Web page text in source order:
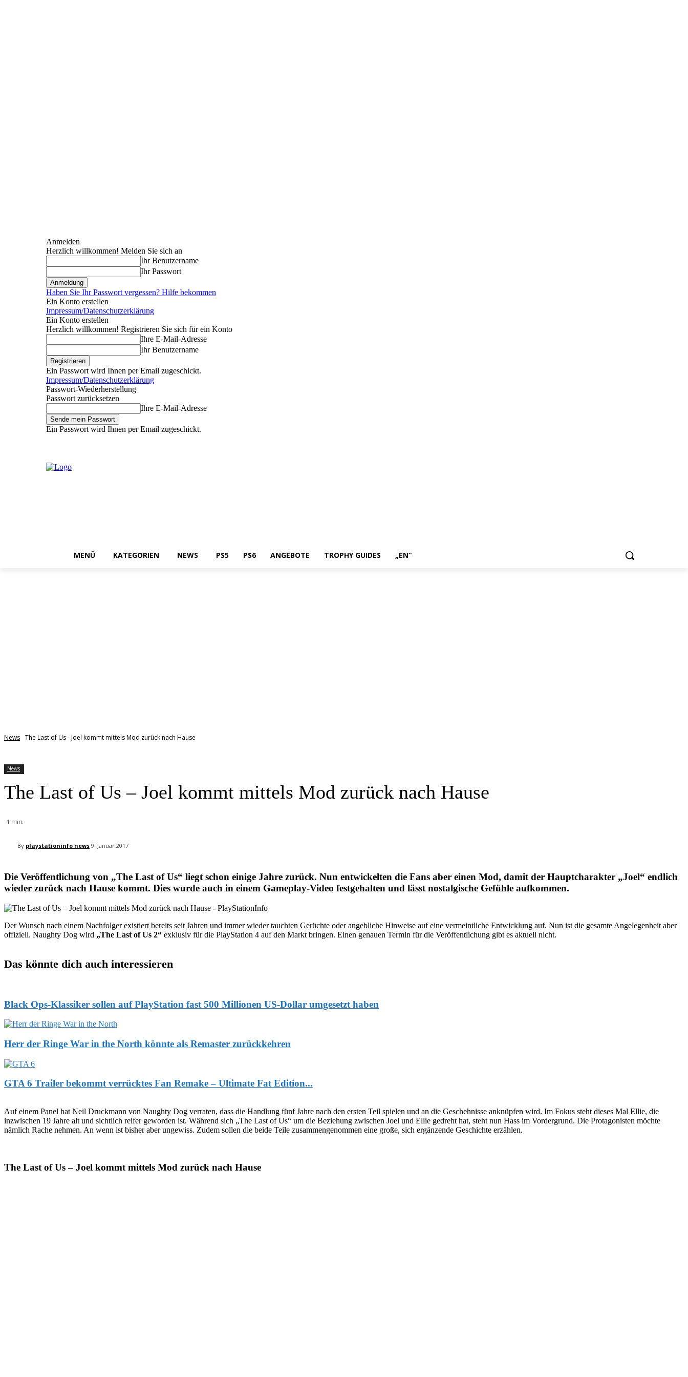
Anmelden
Herzlich willkommen! Melden Sie sich an
Ihr Benutzername
Ihr Passwort
Haben Sie Ihr Passwort vergessen? Hilfe bekommen
Ein Konto erstellen
Impressum/Datenschutzerklärung
Ein Konto erstellen
Herzlich willkommen! Registrieren Sie sich für ein Konto
Ihre E-Mail-Adresse
Ihr Benutzername
Ein Passwort wird Ihnen per Email zugeschickt.
Impressum/Datenschutzerklärung
Passwort-Wiederherstellung
Passwort zurücksetzen
Ihre E-Mail-Adresse
Ein Passwort wird Ihnen per Email zugeschickt.
MENÜ KATEGORIEN NEWS PS5 PS6 ANGEBOTE TROPHY GUIDES „EN“
News The Last of Us - Joel kommt mittels Mod zurück nach Hause
News
The Last of Us – Joel kommt mittels Mod zurück nach Hause
1 min.
By playstationinfo news 9. Januar 2017
Die Veröffentlichung von „The Last of Us“ liegt schon einige Jahre zurück. Nun entwickelten die Fans aber einen Mod, damit der Hauptcharakter „Joel“ endlich
wieder zurück nach Hause kommt. Dies wurde auch in einem Gameplay-Video festgehalten und lässt nostalgische Gefühle aufkommen.
Der Wunsch nach einem Nachfolger existiert bereits seit Jahren und immer wieder tauchten Gerüchte oder angebliche Hinweise auf eine vermeintliche Entwicklung auf. Nun ist die gesamte Angelegenheit aber
offiziell. Naughty Dog wird „The Last of Us 2“ exklusiv für die PlayStation 4 auf den Markt bringen. Einen genauen Termin für die Veröffentlichung gibt es aktuell nicht.
Das könnte dich auch interessieren
Black Ops-Klassiker sollen auf PlayStation fast 500 Millionen US-Dollar umgesetzt haben
Herr der Ringe War in the North könnte als Remaster zurückkehren
GTA 6 Trailer bekommt verrücktes Fan Remake – Ultimate Fat Edition...
Auf einem Panel hat Neil Druckmann von Naughty Dog verraten, dass die Handlung fünf Jahre nach den ersten Teil spielen und an die Geschehnisse anknüpfen wird. Im Fokus steht dieses Mal Ellie, die
inzwischen 19 Jahre alt und sichtlich reifer geworden ist. Während sich „The Last of Us“ um die Beziehung zwischen Joel und Ellie gedreht hat, steht nun Hass im Vordergrund. Die Protagonisten möchte
nämlich Rache nehmen. An wenn ist bisher aber ungewiss. Zudem sollen die beide Teile zusammengenommen eine große, sich ergänzende Geschichte erzählen.
The Last of Us – Joel kommt mittels Mod zurück nach Hause